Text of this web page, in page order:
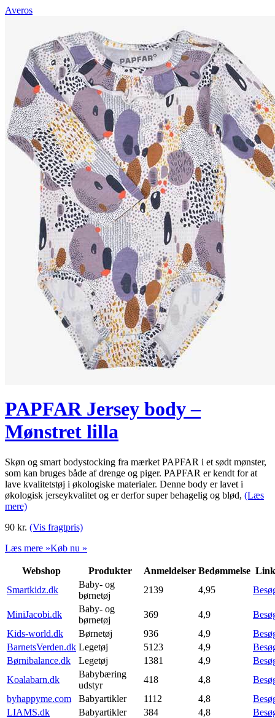
Averos
PAPFAR Jersey body –
Mønstret lilla
Skøn og smart bodystocking fra mærket PAPFAR i et sødt mønster,
som kan bruges både af drenge og piger. PAPFAR er kendt for at
lave kvalitetstøj i økologiske materialer. Denne body er lavet i
økologisk jerseykvalitet og er derfor super behagelig og blød, (Læs
mere)
90 kr. (Vis fragtpris)
Læs mere »Køb nu »
Webshop Produkter Anmeldelser Bedømmelse Link
Smartkidz.dk
Baby- og
børnetøj
2139 4,95
MiniJacobi.dk
Baby- og
børnetøj
369 4,9
Kids-world.dk
Børnetøj 936 4,9
BarnetsVerden.dk Legetøj 5123 4,9
Børnibalance.dk
Legetøj 1381 4,9
Koalabarn.dk
Babybæring
udstyr
418 4,8
byhappyme.com
Babyartikler 1112 4,8
LIAMS.dk
Babyartikler 384 4,8